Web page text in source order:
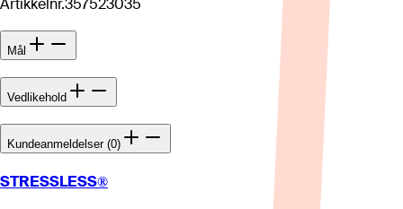
Artikkelnr.357523035
Mål
Vedlikehold
Kundeanmeldelser (0)
STRESSLESS®